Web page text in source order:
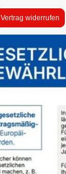
Vertrag widerrufen